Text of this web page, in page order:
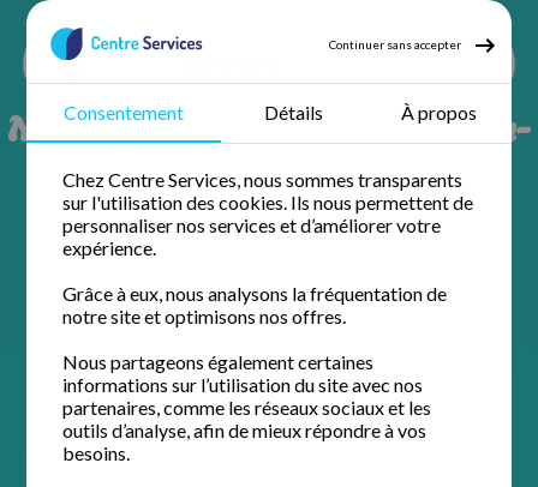
Continuer sans accepter
Consentement Détails À propos
Chez Centre Services, nous sommes transparents
sur l'utilisation des cookies. Ils nous permettent de
personnaliser nos services et d’améliorer votre
expérience.
Grâce à eux, nous analysons la fréquentation de
notre site et optimisons nos offres.
Nous partageons également certaines
informations sur l’utilisation du site avec nos
partenaires, comme les réseaux sociaux et les
outils d’analyse, afin de mieux répondre à vos
besoins.
Ménage à domicile à Plaine-du-
forez